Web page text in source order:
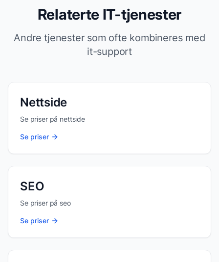
Relaterte IT-tjenester
Andre tjenester som ofte kombineres med
it-support
Nettside
Se priser på nettside
Se priser
SEO
Se priser på seo
Se priser